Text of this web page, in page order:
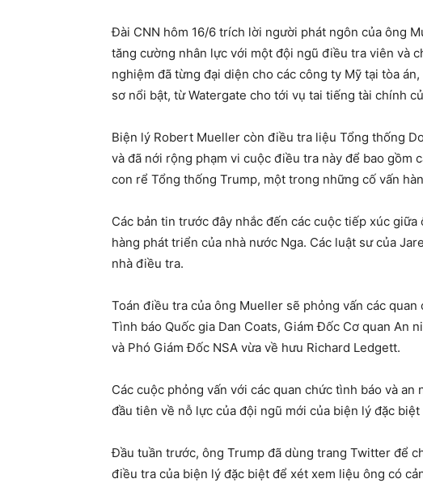
Đài CNN hôm 16/6 trích lời người phát ngôn của ông
tăng cường nhân lực với một đội ngũ điều tra viên và
nghiệm đã từng đại diện cho các công ty Mỹ tại tòa
sơ nổi bật, từ Watergate cho tới vụ tai tiếng tài chính
Biện lý Robert Mueller còn điều tra liệu Tổng thống
và đã nới rộng phạm vi cuộc điều tra này để bao gồm
con rể Tổng thống Trump, một trong những cố vấn
Các bản tin trước đây nhắc đến các cuộc tiếp xúc
hàng phát triển của nhà nước Nga. Các luật sư của
nhà điều tra.
Toán điều tra của ông Mueller sẽ phỏng vấn các
Tình báo Quốc gia Dan Coats, Giám Đốc Cơ quan An
và Phó Giám Đốc NSA vừa về hưu Richard Ledgett.
Các cuộc phỏng vấn với các quan chức tình báo và
đầu tiên về nỗ lực của đội ngũ mới của biện lý đặc
Đầu tuần trước, ông Trump đã dùng trang Twitter để
điều tra của biện lý đặc biệt để xét xem liệu ông có